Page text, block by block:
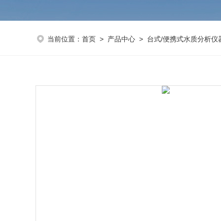
当前位置： 首页 > 产品中心 > 台式/便携式水质分析仪